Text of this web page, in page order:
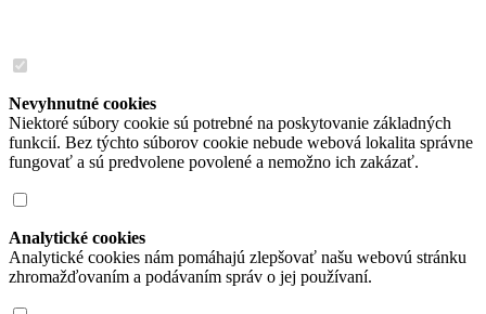
Nevyhnutné cookies
Niektoré súbory cookie sú potrebné na poskytovanie základných
funkcií. Bez týchto súborov cookie nebude webová lokalita správne
fungovať a sú predvolene povolené a nemožno ich zakázať.
Analytické cookies
Analytické cookies nám pomáhajú zlepšovať našu webovú stránku
zhromažďovaním a podávaním správ o jej používaní.